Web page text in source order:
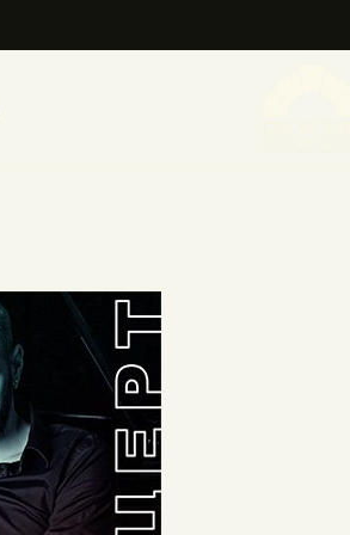
ФОТОГРАФИЈЕ
ВИДЕО
КОНТАКТ